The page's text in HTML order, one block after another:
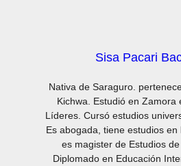
Sisa Pacari
Nativa de Saraguro.
Kichwa. Estudió en Zamora
Líderes. Cursó estudios
Es abogada, tiene estudios en
es magister de Estudios
Diplomado en Educación